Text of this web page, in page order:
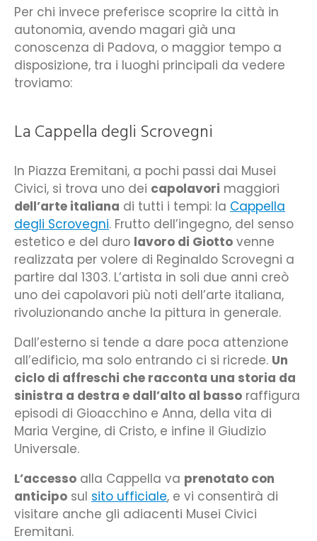
Per chi invece preferisce scoprire la città in
autonomia, avendo magari già una
conoscenza di Padova, o maggior tempo a
disposizione, tra i luoghi principali da vedere
troviamo:
La Cappella degli Scrovegni
In Piazza Eremitani, a pochi passi dai Musei
Civici, si trova uno dei capolavori maggiori
dell’arte italiana di tutti i tempi: la Cappella
degli Scrovegni. Frutto dell’ingegno, del senso
estetico e del duro lavoro di Giotto venne
realizzata per volere di Reginaldo Scrovegni a
partire dal 1303. L’artista in soli due anni creò
uno dei capolavori più noti dell’arte italiana,
rivoluzionando anche la pittura in generale.
Dall’esterno si tende a dare poca attenzione
all’edificio, ma solo entrando ci si ricrede. Un
ciclo di affreschi che racconta una storia da
sinistra a destra e dall’alto al basso raffigura
episodi di Gioacchino e Anna, della vita di
Maria Vergine, di Cristo, e infine il Giudizio
Universale.
L’accesso alla Cappella va prenotato con
anticipo sul sito ufficiale, e vi consentirà di
visitare anche gli adiacenti Musei Civici
Eremitani.